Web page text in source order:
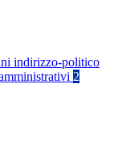
indirizzo-politico
2